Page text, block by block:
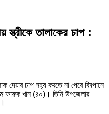
স্ত্রীকে তালাকের চাপ :
দেয়ার চাপ সহ্য করতে না পেরে বিষপানে
ফারুক খান (৪০)। তিনি উপজেলার